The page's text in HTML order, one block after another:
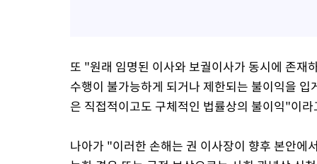
또 "원래 임명된 이사와 보궐이사가 동시에 존재
수행이 불가능하게 되거나 제한되는 불이익을
은 직접적이고도 구체적인 법률상의 불이익"이
나아가 "이러한 손해는 권 이사장이 향후 본안